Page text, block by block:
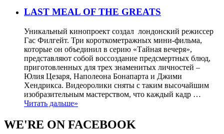
LAST MEAL OF THE GREATS
Уникальный кинопроект создал лондонский режиссер
Гас Филгейт. Три короткометражных мини-фильма,
которые он объединил в серию «Тайная вечеря»,
представляют собой воссоздание предсмертных блюд,
приготовленных для трех знаменитых личностей –
Юлия Цезаря, Наполеона Бонапарта и Джими
Хендрикса. Видеоролики сняты с таким высочайшим
изобразительным мастерством, что каждый кадр …
Читать дальше»
WE'RE ON FACEBOOK